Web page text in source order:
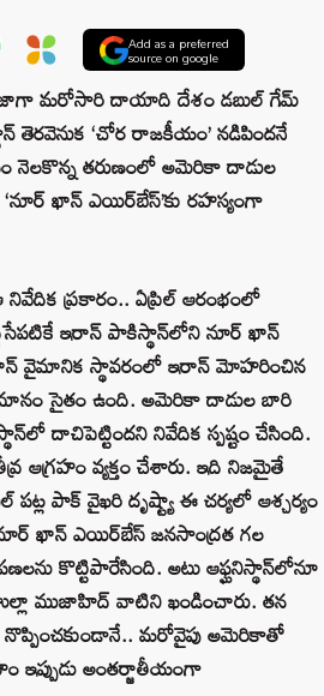
Add as a preferred
source on google
తాజాగా మరోసారి దాయాది దేశం డబుల్ గేమ్
‘చోర రాజకీయం’ నడిపిందనే
నెలకొన్న తరుణంలో అమెరికా దాడుల
ఖాన్ ఎయిర్‌బేస్’కు రహస్యంగా
ప్రకారం.. ఏప్రిల్ ఆరంభంలో
ఇరాన్ పాకిస్థాన్‌లోని నూర్ ఖాన్
వైమానిక స్థావరంలో ఇరాన్ మోహరించిన
సైతం ఉంది. అమెరికా దాడుల బారి
దాచిపెట్టిందని నివేదిక స్పష్టం చేసింది.
ఆగ్రహం వ్యక్తం చేశారు. ఇది నిజమైతే
పట్ల పాక్ వైఖరి దృష్ట్యా ఈ చర్యలో ఆశ్చర్యం
ఖాన్ ఎయిర్‌బేస్ జనసాంద్రత గల
కొట్టిపారేసింది. అటు ఆఫ్ఘనిస్థాన్‌లోనూ
ముజాహిద్ వాటిని ఖండించారు. తన
మరోవైపు అమెరికాతో
ఇప్పుడు అంతర్జాతీయంగా